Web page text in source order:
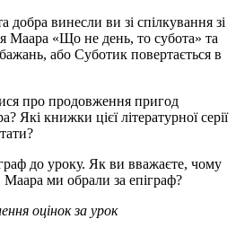
добра винесли ви зі спілкування зі
Маара «Що не день, то субота» та
або Суботик повертається в
про продовження пригод
Які книжки цієї літературної серії
до уроку. Як ви вважаєте, чому
ми обрали за епіграф?
оцінок за урок